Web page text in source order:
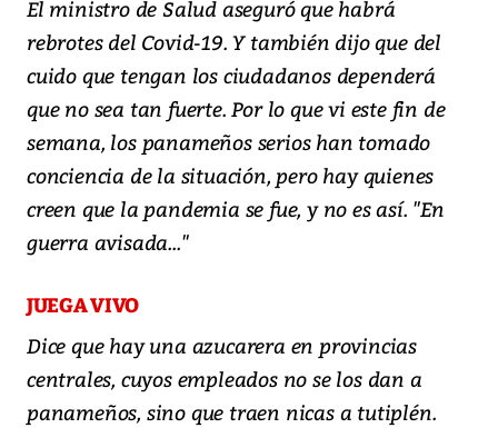
El ministro de Salud aseguró que habrá
rebrotes del Covid-19. Y también dijo que del
cuido que tengan los ciudadanos dependerá
que no sea tan fuerte. Por lo que vi este fin de
semana, los panameños serios han tomado
conciencia de la situación, pero hay quienes
creen que la pandemia se fue, y no es así. "En
guerra avisada..."
JUEGA VIVO
Dice que hay una azucarera en provincias
centrales, cuyos empleados no se los dan a
panameños, sino que traen nicas a tutiplén.